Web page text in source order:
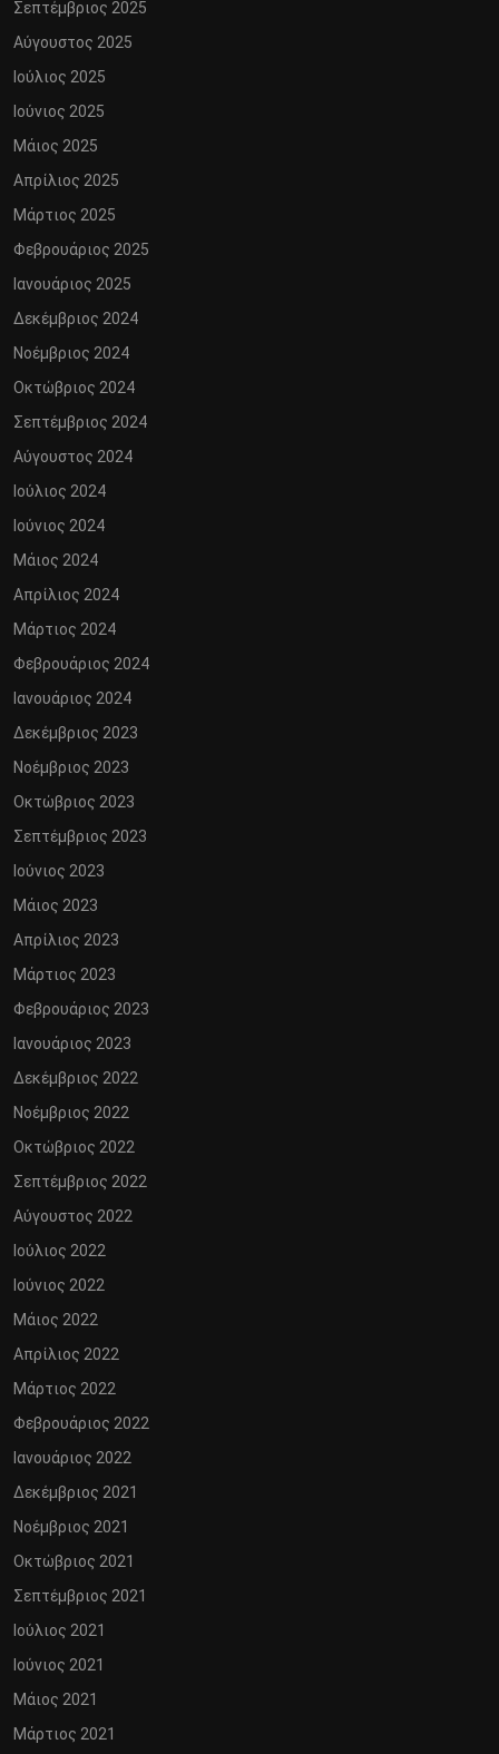
Σεπτέμβριος 2025
Αύγουστος 2025
Ιούλιος 2025
Ιούνιος 2025
Μάιος 2025
Απρίλιος 2025
Μάρτιος 2025
Φεβρουάριος 2025
Ιανουάριος 2025
Δεκέμβριος 2024
Νοέμβριος 2024
Οκτώβριος 2024
Σεπτέμβριος 2024
Αύγουστος 2024
Ιούλιος 2024
Ιούνιος 2024
Μάιος 2024
Απρίλιος 2024
Μάρτιος 2024
Φεβρουάριος 2024
Ιανουάριος 2024
Δεκέμβριος 2023
Νοέμβριος 2023
Οκτώβριος 2023
Σεπτέμβριος 2023
Ιούνιος 2023
Μάιος 2023
Απρίλιος 2023
Μάρτιος 2023
Φεβρουάριος 2023
Ιανουάριος 2023
Δεκέμβριος 2022
Νοέμβριος 2022
Οκτώβριος 2022
Σεπτέμβριος 2022
Αύγουστος 2022
Ιούλιος 2022
Ιούνιος 2022
Μάιος 2022
Απρίλιος 2022
Μάρτιος 2022
Φεβρουάριος 2022
Ιανουάριος 2022
Δεκέμβριος 2021
Νοέμβριος 2021
Οκτώβριος 2021
Σεπτέμβριος 2021
Ιούλιος 2021
Ιούνιος 2021
Μάιος 2021
Μάρτιος 2021